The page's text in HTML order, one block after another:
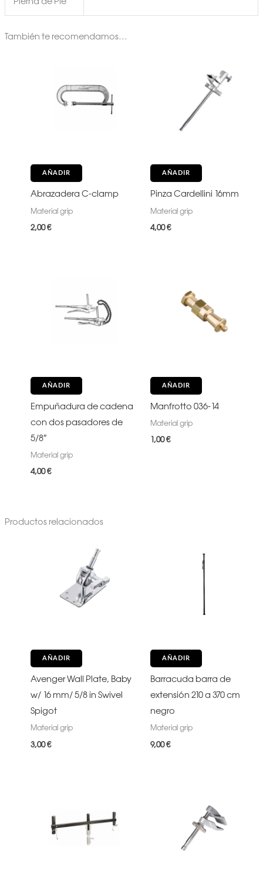
También te recomendamos…
AÑADIR
Abrazadera C-clamp
Material grip
2,00€
AÑADIR
Pinza Cardellini 16mm
Material grip
4,00€
AÑADIR
Empuñadura de cadena
con dos pasadores de
5/8″
Material grip
4,00€
AÑADIR
Manfrotto 036-14
Material grip
1,00€
Productos relacionados
AÑADIR
Avenger Wall Plate, Baby
w/ 16 mm/ 5/8 in Swivel
Spigot
Material grip
3,00€
AÑADIR
Barracuda barra de
extensión 210 a 370 cm
negro
Material grip
9,00€